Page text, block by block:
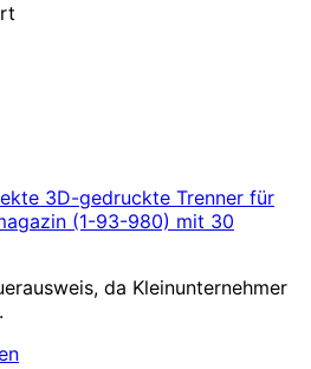
3D-gedruckte Trenner für
(1-93-980) mit 30
da Kleinunternehmer